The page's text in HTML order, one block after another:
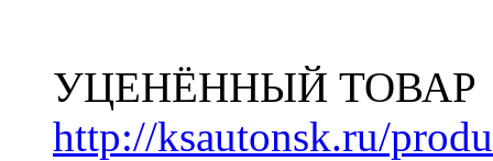
УЦЕНЁННЫЙ ТОВАР
http://ksautonsk.ru/